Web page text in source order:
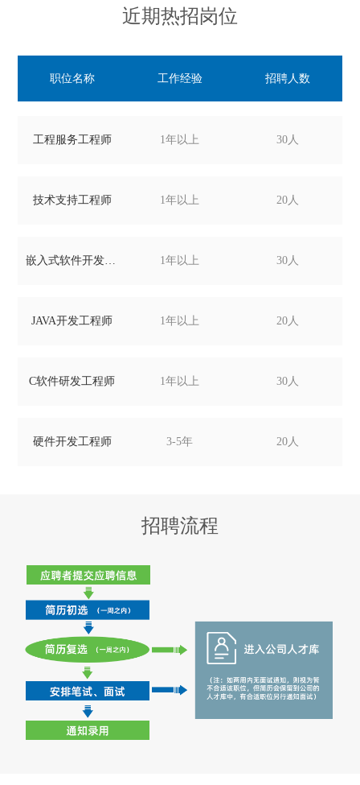
近期热招岗位
职位名称 工作经验 招聘人数
工程服务工程师 1年以上 30人
技术支持工程师 1年以上 20人
嵌入式软件开发工程师 1年以上 30人
JAVA开发工程师 1年以上 20人
C软件研发工程师 1年以上 30人
硬件开发工程师 3-5年 20人
招聘流程